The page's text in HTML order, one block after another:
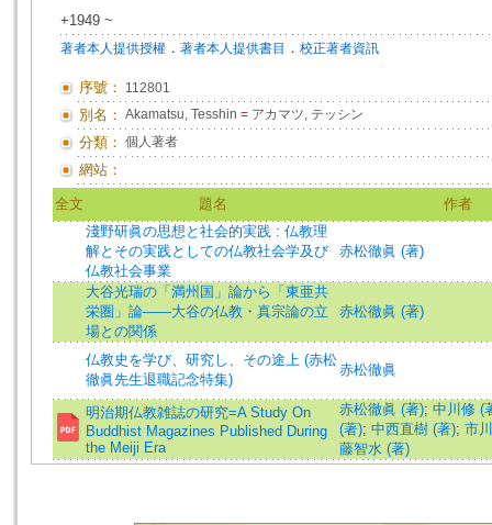
+1949 ~
著者本人提供授權 ． 著者本人提供書目 ． 校正著者資訊
序號： 112801
別名： Akamatsu, Tesshin = アカマツ, テッシン
分類： 個人著者
網站：
全文 題名
作者
淺野研眞の思想と社会的実践 : 仏教理
解とその実践としての仏教社会学及び
仏教社会事業
赤松徹眞 (著)
大谷光瑞の「満州国」論から「東亜共
栄圏」論――大谷の仏教・真宗論の立
場との関係
赤松徹眞 (著)
仏教史を学び、研究し、その途上 (赤松
徹眞先生退職記念特集)
赤松徹眞
明治期仏教雑誌の研究=A Study On
Buddhist Magazines Published During
the Meiji Era
赤松徹眞 (著); 中川修 (
(著); 中西直樹 (著); 市
藤智水 (著)